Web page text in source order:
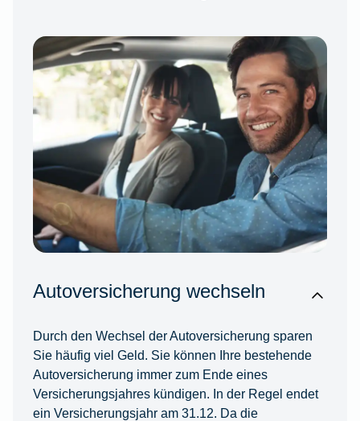
Autoversicherung wechseln
Durch den Wechsel der Autoversicherung sparen
Sie häufig viel Geld. Sie können Ihre bestehende
Autoversicherung immer zum Ende eines
Versicherungsjahres kündigen. In der Regel endet
ein Versicherungsjahr am 31.12. Da die